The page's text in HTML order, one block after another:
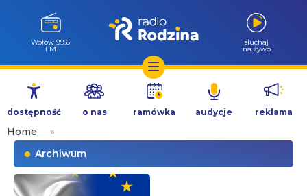
Przejdź
treści
Wołów 99.6
FM
słuchaj
na żywo
dostępność o nas ramówka audycje reklama
Home
»
Archiwum